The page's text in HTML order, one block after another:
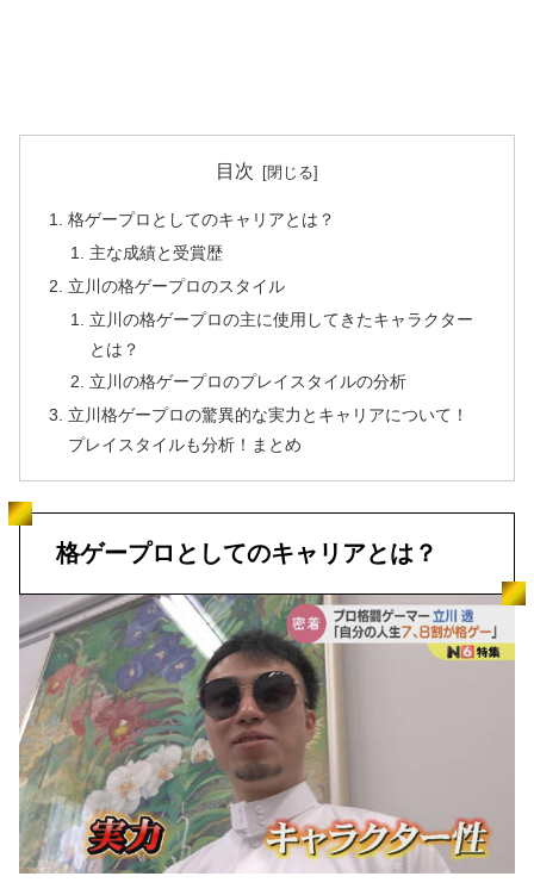
目次
格ゲープロとしてのキャリアとは？
主な成績と受賞歴
立川の格ゲープロのスタイル
立川の格ゲープロの主に使用してきたキャラクター
とは？
立川の格ゲープロのプレイスタイルの分析
立川格ゲープロの驚異的な実力とキャリアについて！
プレイスタイルも分析！まとめ
格ゲープロとしてのキャリアとは？